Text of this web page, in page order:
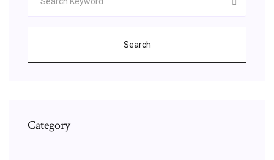
Search
Category